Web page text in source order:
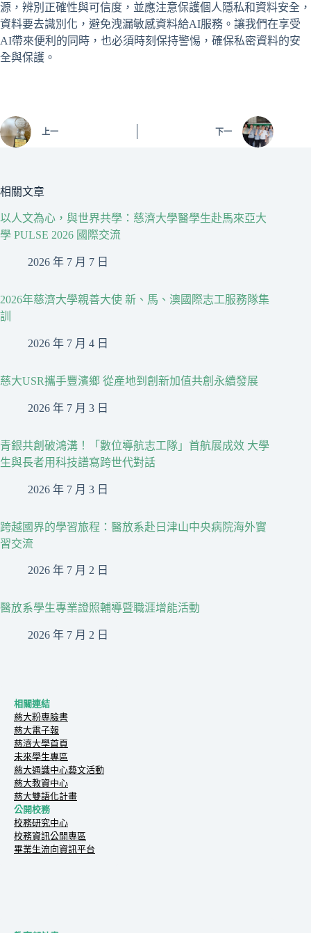
源，辨別正確性與可信度，並應注意保護個人隱私和資料安全，
資料要去識別化，避免洩漏敏感資料給AI服務。讓我們在享受
AI帶來便利的同時，也必須時刻保持警惕，確保私密資料的安
全與保護。
上一 下一
相關文章
以人文為心，與世界共學：慈濟大學醫學生赴馬來亞大
學 PULSE 2026 國際交流
2026 年 7 月 7 日
2026年慈濟大學親善大使 新、馬、澳國際志工服務隊集
訓
2026 年 7 月 4 日
慈大USR攜手豐濱鄉 從產地到創新加值共創永續發展
2026 年 7 月 3 日
青銀共創破鴻溝！「數位導航志工隊」首航展成效 大學
生與長者用科技譜寫跨世代對話
2026 年 7 月 3 日
跨越國界的學習旅程：醫放系赴日津山中央病院海外實
習交流
2026 年 7 月 2 日
醫放系學生專業證照輔導暨職涯增能活動
2026 年 7 月 2 日
相關連結
慈大粉專臉書
慈大電子報
慈濟大學首頁
未來學生專區
慈大通識中心藝文活動
慈大教資中心
慈大雙語化計畫
公開校務
校務研究中心
校務資訊公開專區
畢業生流向資訊平台